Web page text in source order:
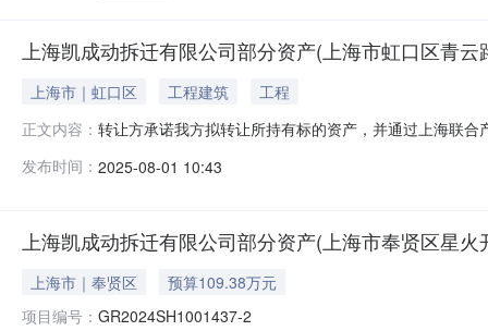
上海凯成动拆迁有限公司部分资产(上海市虹口区青
上海市｜虹口区 工程建筑
工程
正文内容： 转让方承诺我方拟转让所持有标的资产，并通过上海联
资产转让，符合《中华人民共和国民法典》等有关法律
发布时间： 2025-08-01 10:43
上海凯成动拆迁有限公司部分资产(上海市奉贤区星
上海市｜奉贤区
预算109.38万元
项目编号： GR2024SH1001437-2